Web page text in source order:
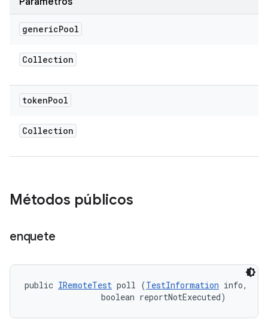
genericPool
Collection
tokenPool
Collection
Métodos públicos
enquete
public IRemoteTest poll (TestInformation info,
                boolean reportNotExecuted)